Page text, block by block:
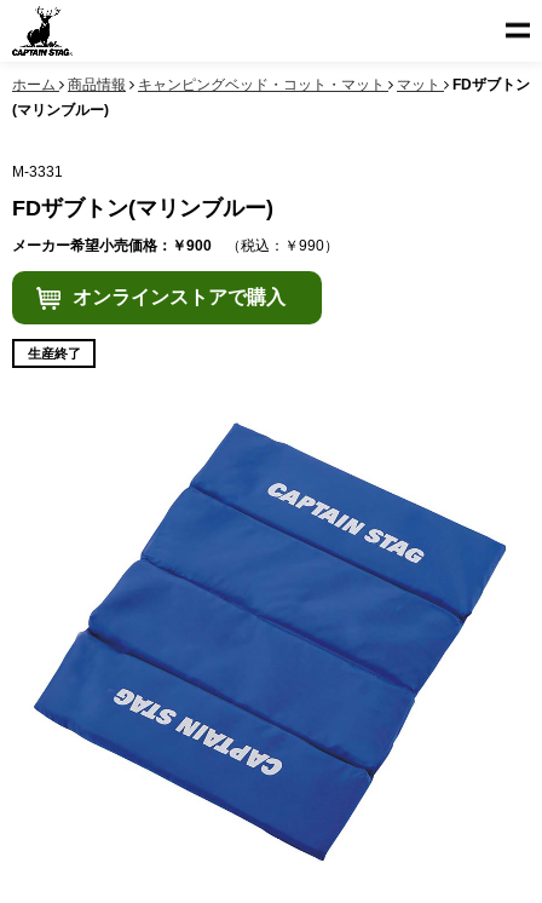
ホーム 商品情報 キャンピングベッド・コット・マット マット
FDザブトン
(マリンブルー)
M-3331
FDザブトン(マリンブルー)
メーカー希望小売価格：￥900 （税込：￥990）
オンラインストアで購入
生産終了